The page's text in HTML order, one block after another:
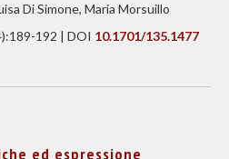
Di Simone, Maria Morsuillo
192 | DOI 10.1701/135.1477
ed espressione